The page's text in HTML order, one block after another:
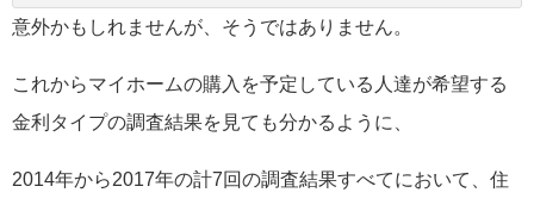
意外かもしれませんが、そうではありません。
これからマイホームの購入を予定している人達が希望する
金利タイプの調査結果を見ても分かるように、
2014年から2017年の計7回の調査結果すべてにおいて、住